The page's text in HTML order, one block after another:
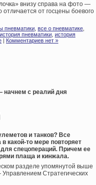
внизу справа на фото —
от госцены боевого
пневматики все о пневматике
история пневматики история
Комментариев нет »
начнем с реалий дня
и танков? Все
какой-то мере повторяет
спецопераций. Причем ее
плаща и кинжала.
разделе упомянутой выше
Стратегических